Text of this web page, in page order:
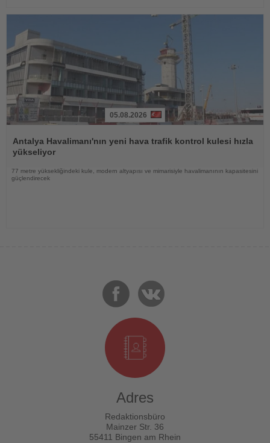
Oku
05.08.2026
Antalya Havalimanı'nın yeni hava trafik kontrol kulesi hızla
yükseliyor
77 metre yüksekliğindeki kule, modern altyapısı ve mimarisiyle havalimanının kapasitesini
güçlendirecek
Adres
Redaktionsbüro
Mainzer Str. 36
55411 Bingen am Rhein